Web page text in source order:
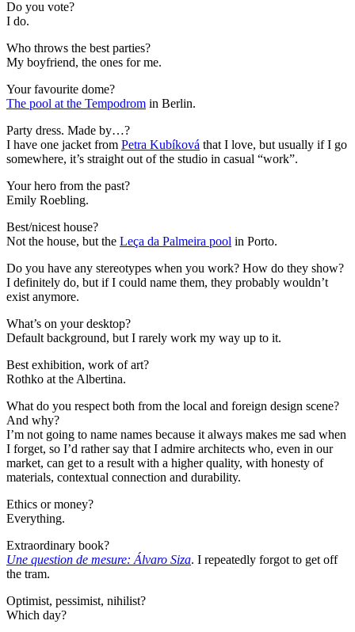
Do you vote?
I do.
Who throws the best parties?
My boyfriend, the ones for me.
Your favourite dome?
The pool at the Tempodrom in Berlin.
Party dress. Made by…?
I have one jacket from Petra Kubíková that I love, but usually if I go
somewhere, it’s straight out of the studio in casual “work”.
Your hero from the past?
Emily Roebling.
Best/nicest house?
Not the house, but the Leça da Palmeira pool in Porto.
Do you have any stereotypes when you work? How do they show?
I definitely do, but if I could name them, they probably wouldn’t
exist anymore.
What’s on your desktop?
Default background, but I rarely work my way up to it.
Best exhibition, work of art?
Rothko at the Albertina.
What do you respect both from the local and foreign design scene?
And why?
I’m not going to name names because it always makes me sad when
I forget, so I’d rather say that I admire architects who, even in our
market, can get to a result with a higher quality, with honesty of
materials, contextual connection and durability.
Ethics or money?
Everything.
Extraordinary book?
Une question de mesure: Álvaro Siza. I repeatedly forgot to get off
the tram.
Optimist, pessimist, nihilist?
Which day?